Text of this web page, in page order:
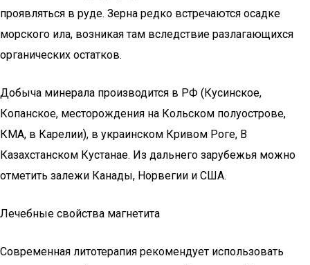
проявляться в руде. Зерна редко встречаются осадке
морского ила, возникая там вследствие разлагающихся
органических остатков.
Добыча минерала производится в РФ (Кусинское,
Копанское, месторождения на Кольском полуострове,
КМА, в Карелии), в украинском Кривом Роге, В
Казахстанском Кустанае. Из дальнего зарубежья можно
отметить залежи Канады, Норвегии и США.
Лечебные свойства магнетита
Современная литотерапия рекомендует использовать